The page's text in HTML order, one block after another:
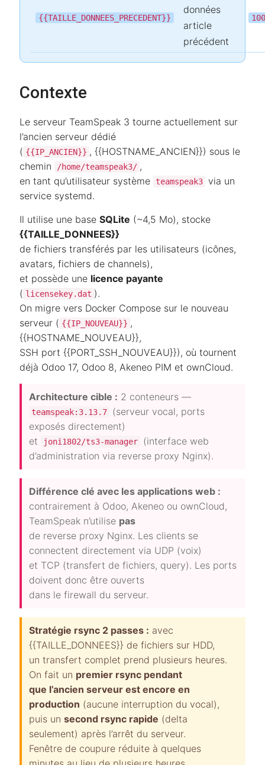
{{TAILLE_DONNEES_PRECEDENT}}
données
article
précédent
Contexte
Le serveur TeamSpeak 3 tourne actuellement sur
l’ancien serveur dédié
( {{IP_ANCIEN}} , {{HOSTNAME_ANCIEN}}) sous le
chemin
/home/teamspeak3/ ,
en tant qu’utilisateur système
teamspeak3 via un
service systemd.
Il utilise une base SQLite (~4,5 Mo), stocke
{{TAILLE_DONNEES}}
de fichiers transférés par les utilisateurs (icônes,
avatars, fichiers de channels),
et possède une licence payante
( licensekey.dat ).
On migre vers Docker Compose sur le nouveau
serveur ( {{IP_NOUVEAU}} ,
{{HOSTNAME_NOUVEAU}},
SSH port {{PORT_SSH_NOUVEAU}}), où tournent
déjà Odoo 17, Odoo 8, Akeneo PIM et ownCloud.
Architecture cible : 2 conteneurs —
teamspeak:3.13.7
(serveur vocal, ports
exposés directement)
et
joni1802/ts3-manager
(interface web
d’administration via reverse proxy Nginx).
Différence clé avec les applications web :
contrairement à Odoo, Akeneo ou ownCloud,
TeamSpeak n’utilise pas
de reverse proxy Nginx. Les clients se
connectent directement via UDP (voix)
et TCP (transfert de fichiers, query). Les ports
doivent donc être ouverts
dans le firewall du serveur.
Stratégie rsync 2 passes : avec
{{TAILLE_DONNEES}} de fichiers sur HDD,
un transfert complet prend plusieurs heures.
On fait un premier rsync pendant
que l’ancien serveur est encore en
production (aucune interruption du vocal),
puis un second rsync rapide (delta
seulement) après l’arrêt du serveur.
Fenêtre de coupure réduite à quelques